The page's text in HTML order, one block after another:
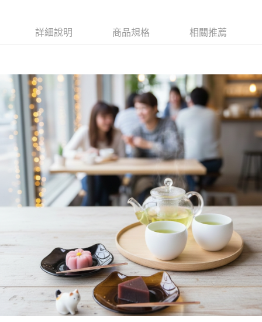
購買商品的店家。未經商家同意取消之訂單仍視為有效，需透過AFTEE先享
後付繳納相關費用。
【注意事項】
１．透過由恩沛科技股份有限公司提供之「AFTEE先享後付」服務完成之交
易，需依本服務之必要範圍內提供個人資料，並將交易相關給付款項請求債
權轉讓予恩沛科技股份有限公司。
２．關於個人資料處理事宜，請瀏覽以下網址：
https://aftee.tw/terms/#terms3
３．未成年的使用者請事先徵得法定代理人或監護人之同意方可使用
「AFTEE先享後付」，若未經同意申辦者引起之損失，本公司不負相關責
任。
４．使用「AFTEE先享後付」時，將依據個別帳號之用戶狀況，依本公司即
時審查核予不同之上限額度；若仍有額度不足之情形，本公司將視審查結果
請求用戶進行身份認證。
５．嚴禁一人註冊多個帳號或使用他人資訊註冊。若發現惡意使用之情形，
恩沛科技股份有限公司將有權停止該用戶之使用額度並採取法律行動。
每筆NT$100，滿NT$1,500(含以上)免運費
詳細說明 商品規格 相關推薦